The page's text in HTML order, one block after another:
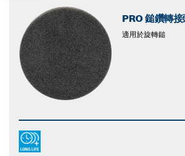
PRO 鎚鑽轉
適用於旋轉鎚